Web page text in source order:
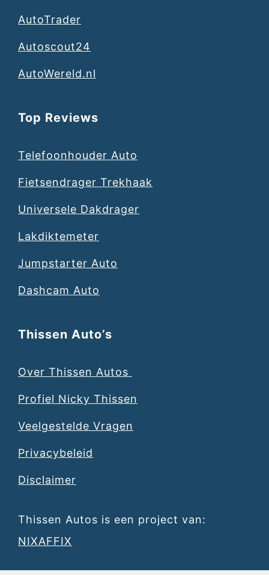
AutoTrader
Autoscout24
AutoWereld.nl
Top Reviews
Telefoonhouder Auto
Fietsendrager Trekhaak
Universele Dakdrager
Lakdiktemeter
Jumpstarter Auto
Dashcam Auto
Thissen Auto’s
Over Thissen Autos
Profiel Nicky Thissen
Veelgestelde Vragen
Privacybeleid
Disclaimer
Thissen Autos is een project van:
NIXAFFIX